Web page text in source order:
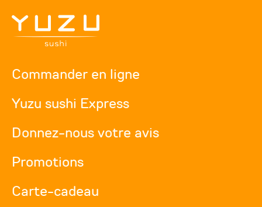
Commander en ligne
Yuzu sushi Express
Donnez-nous votre avis
Promotions
Carte-cadeau